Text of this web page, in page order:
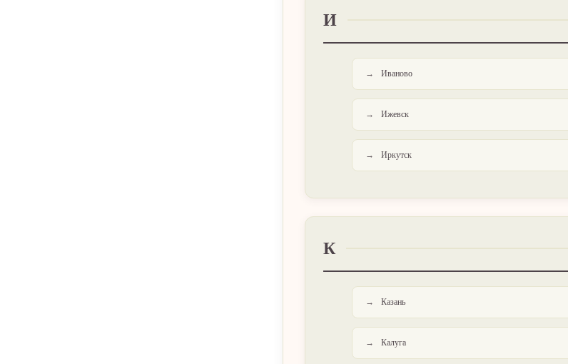
И
Иваново
Ижевск
Иркутск
К
Казань
Калуга